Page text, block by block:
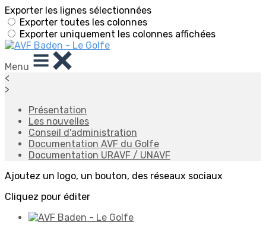
Exporter les lignes sélectionnées
Exporter toutes les colonnes
Exporter uniquement les colonnes affichées
Menu
<
>
Présentation
Les nouvelles
Conseil d'administration
Documentation AVF du Golfe
Documentation URAVF / UNAVF
Ajoutez un logo, un bouton, des réseaux sociaux
Cliquez pour éditer